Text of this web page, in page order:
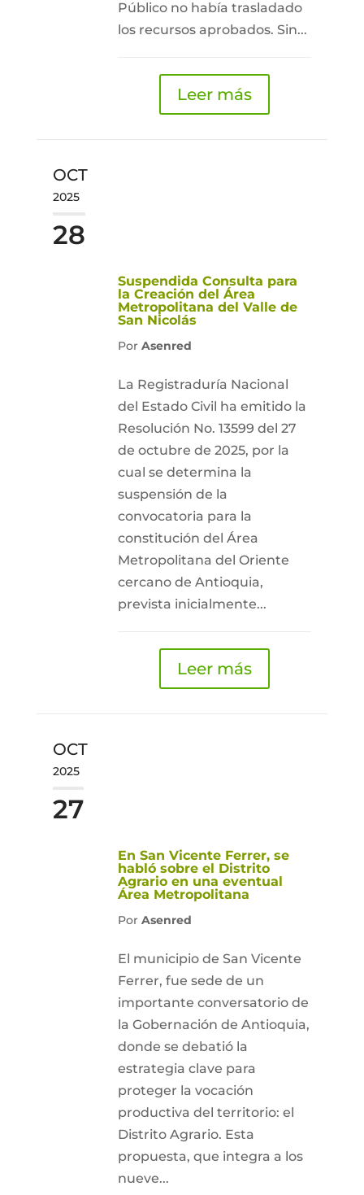
Público no había trasladado
los recursos aprobados. Sin...
Leer más
OCT
2025
28
Suspendida Consulta para
la Creación del Área
Metropolitana del Valle de
San Nicolás
Por Asenred
La Registraduría Nacional
del Estado Civil ha emitido la
Resolución No. 13599 del 27
de octubre de 2025, por la
cual se determina la
suspensión de la
convocatoria para la
constitución del Área
Metropolitana del Oriente
cercano de Antioquia,
prevista inicialmente...
Leer más
OCT
2025
27
En San Vicente Ferrer, se
habló sobre el Distrito
Agrario en una eventual
Área Metropolitana
Por Asenred
El municipio de San Vicente
Ferrer, fue sede de un
importante conversatorio de
la Gobernación de Antioquia,
donde se debatió la
estrategia clave para
proteger la vocación
productiva del territorio: el
Distrito Agrario. Esta
propuesta, que integra a los
nueve...